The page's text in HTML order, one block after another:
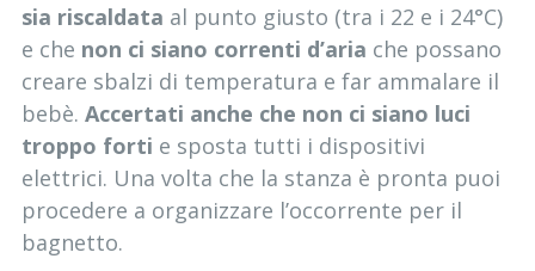
sia riscaldata al punto giusto (tra i 22 e i 24°C)
e che non ci siano correnti d’aria che possano
creare sbalzi di temperatura e far ammalare il
bebè. Accertati anche che non ci siano luci
troppo forti e sposta tutti i dispositivi
elettrici. Una volta che la stanza è pronta puoi
procedere a organizzare l’occorrente per il
bagnetto.